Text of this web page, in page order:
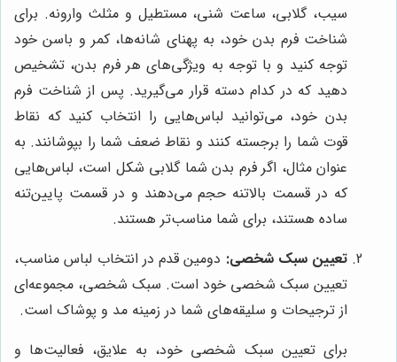
سیب، گلابی، ساعت شنی، مستطیل و مثلث وارونه. برای
شناخت فرم بدن خود، به پهنای شانه‌ها، کمر و باسن خود
توجه کنید و با توجه به ویژگی‌های هر فرم بدن، تشخیص
دهید که در کدام دسته قرار می‌گیرید. پس از شناخت فرم
بدن خود، می‌توانید لباس‌هایی را انتخاب کنید که نقاط
قوت شما را برجسته کنند و نقاط ضعف شما را بپوشانند. به
عنوان مثال، اگر فرم بدن شما گلابی شکل است، لباس‌هایی
که در قسمت بالاتنه حجم می‌دهند و در قسمت پایین‌تنه
ساده هستند، برای شما مناسب‌تر هستند.
تعیین سبک شخصی: دومین قدم در انتخاب لباس مناسب،
تعیین سبک شخصی خود است. سبک شخصی، مجموعه‌ای
از ترجیحات و سلیقه‌های شما در زمینه مد و پوشاک است.
برای تعیین سبک شخصی خود، به علایق، فعالیت‌ها و